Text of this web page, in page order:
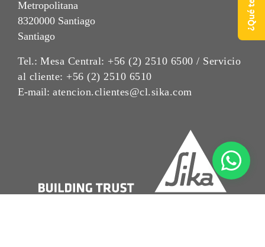
Metropolitana
8320000 Santiago
Santiago
Tel.: Mesa Central: +56 (2) 2510 6500 / Servicio
al cliente: +56 (2) 2510 6510
E-mail: atencion.clientes@cl.sika.com